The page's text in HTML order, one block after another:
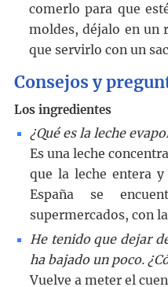
comerlo para que
moldes, déjalo en un
que servirlo con un
Consejos y
Los ingredientes
¿Qué es la leche
Es una leche
que la leche entera
España se
supermercados, con
He tenido que dejar
ha bajado un poco.
Vuelve a meter el